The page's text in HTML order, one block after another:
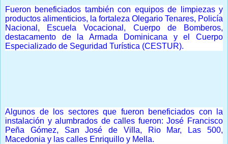
Fueron beneficiados también con equipos de limpiezas y
productos alimenticios, la fortaleza Olegario Tenares, Policía
Nacional, Escuela Vocacional, Cuerpo de Bomberos,
destacamento de la Armada Dominicana y el Cuerpo
Especializado de Seguridad Turística (CESTUR).
Algunos de los sectores que fueron beneficiados con la
instalación y alumbrados de calles fueron: José Francisco
Peña Gómez, San José de Villa, Rio Mar, Las 500,
Macedonia y las calles Enriquillo y Mella.